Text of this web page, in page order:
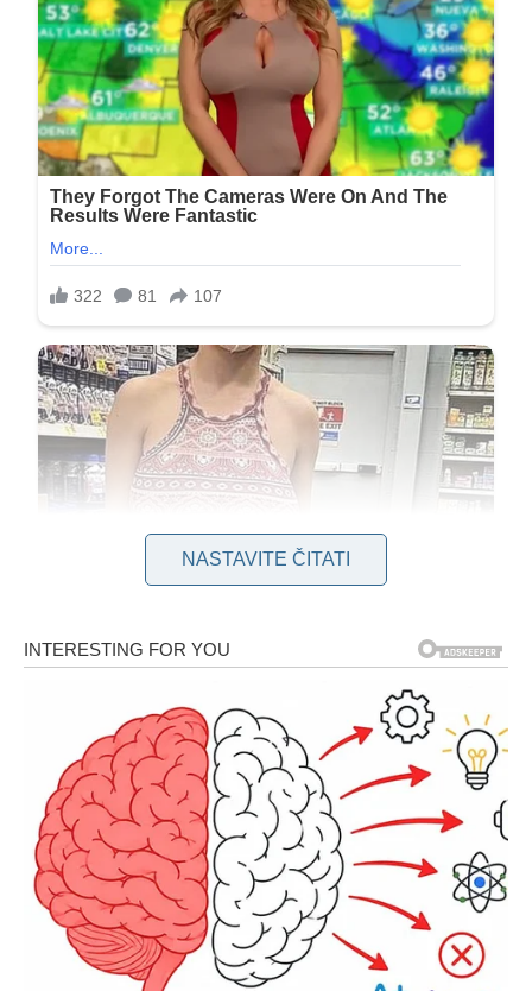
Živela je u stanu u kojem je buka postala neizbežna, a ona je s
vremenom navikla da je to deo života. Njeni susedi su bili
poznati po tome što nisu imali obzira prema ničijem miru.
Muzičke trešnje, deca koja skaču, drvo koje pada – sve je to
bilo svakodnevno. Oduvek je pokušavala da se uskladi sa
NASTAVITE ČITATI